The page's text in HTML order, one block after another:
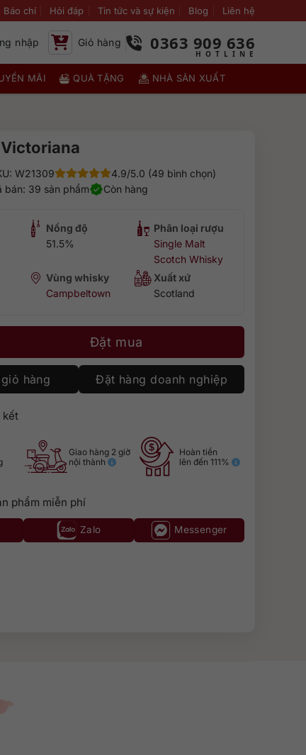
Báo chí Hỏi đáp Tin tức và sự kiện Blog Liên hệ
nhập Giỏ hàng 0363 909 636
MÃI QUÀ TẶNG NHÀ SẢN XUẤT
W21309
4.9/5.0 (49 bình chọn)
bán: 39 sản phẩm
Còn hàng
Nồng độ
51.5%
Phân loại rượu
Single Malt
Scotch Whisky
Vùng whisky
Campbeltown
Xuất xứ
Scotland
Đặt mua
hàng Đặt hàng doanh nghiệp
kết
Giao hàng 2 giờ
nội thành
Hoàn tiền
lên đến 111%
phẩm miễn phí
Zalo Messenger